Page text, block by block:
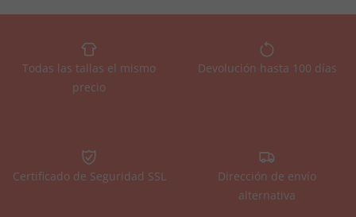
Todas las tallas el mismo
precio
Devolución hasta 100 días
Certificado de Seguridad SSL
Dirección de envío
alternativa